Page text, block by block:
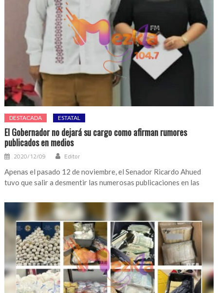
DESTACADA ESTATAL
El Gobernador no dejará su cargo como afirman rumores
publicados en medios
2020/12/09 Editor
Apenas el pasado 12 de noviembre, el Senador Ricardo Ahued
tuvo que salir a desmentir las numerosas publicaciones en las